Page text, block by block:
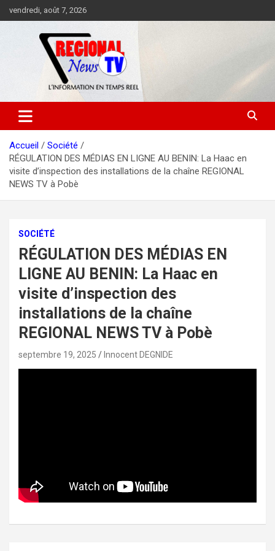
au
vendredi, août 7, 2026
Accueil
Société
RÉGULATION DES MÉDIAS EN LIGNE AU BENIN: La Haac en
visite d’inspection des installations de la chaîne REGIONAL
NEWS TV à Pobè
SOCIÉTÉ
RÉGULATION DES MÉDIAS EN
LIGNE AU BENIN: La Haac en
visite d’inspection des
installations de la chaîne
REGIONAL NEWS TV à Pobè
septembre 19, 2025 Innocent DEGNIDE